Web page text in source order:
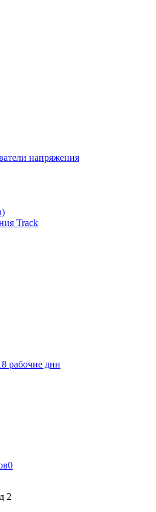
напряжения
Track
рабочие дни
0
2